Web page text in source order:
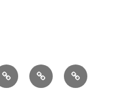
EconomiaCultura Sport